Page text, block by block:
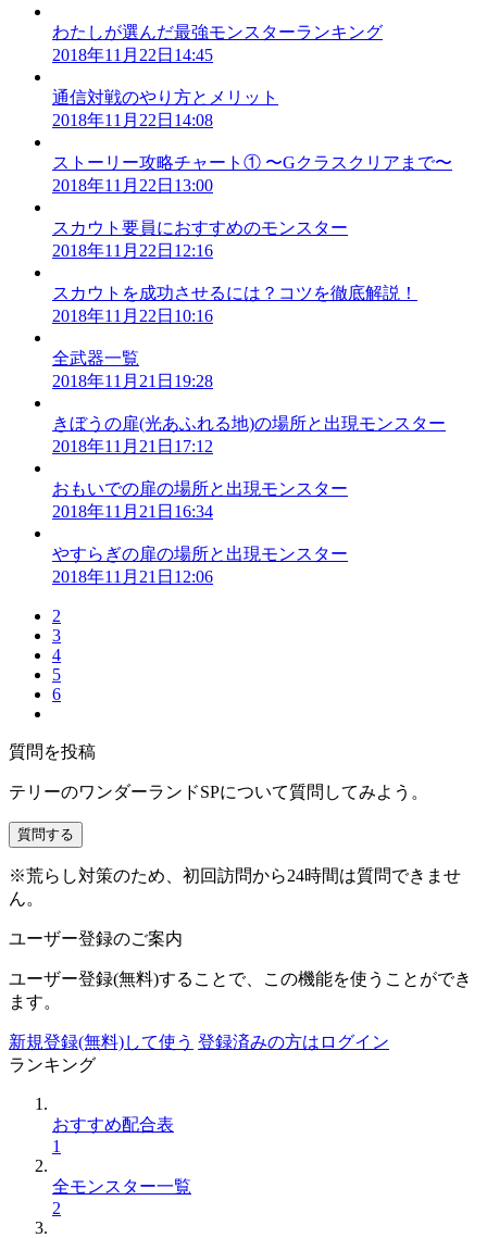
わたしが選んだ最強モンスターランキング
2018年11月22日14:45
通信対戦のやり方とメリット
2018年11月22日14:08
ストーリー攻略チャート① 〜Gクラスクリアまで〜
2018年11月22日13:00
スカウト要員におすすめのモンスター
2018年11月22日12:16
スカウトを成功させるには？コツを徹底解説！
2018年11月22日10:16
全武器一覧
2018年11月21日19:28
きぼうの扉(光あふれる地)の場所と出現モンスター
2018年11月21日17:12
おもいでの扉の場所と出現モンスター
2018年11月21日16:34
やすらぎの扉の場所と出現モンスター
2018年11月21日12:06
2
3
4
5
6
質問を投稿
テリーのワンダーランドSPについて質問してみよう。
質問する
※荒らし対策のため、初回訪問から24時間は質問できませ
ん。
ユーザー登録のご案内
ユーザー登録(無料)することで、この機能を使うことができ
ます。
新規登録(無料)して使う 登録済みの方はログイン
ランキング
おすすめ配合表
1
全モンスター一覧
2